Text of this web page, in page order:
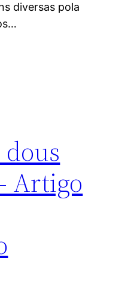
diversas pola
Artigo